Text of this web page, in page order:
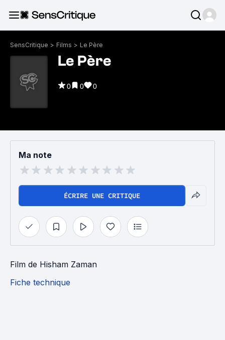
SensCritique > Films > Le Père
Le Père
0 0 0
Ma note
ÉCRIRE UNE CRITIQUE
Film de Hisham Zaman
Fiche technique